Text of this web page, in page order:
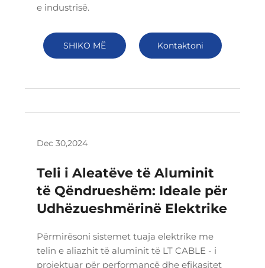
e industrisë.
SHIKO MË Kontaktoni
Dec 30,2024
Teli i Aleatëve të Aluminit
të Qëndrueshëm: Ideale për
Udhëzueshmërinë Elektrike
Përmirësoni sistemet tuaja elektrike me
telin e aliazhit të aluminit të LT CABLE - i
projektuar për performancë dhe efikasitet